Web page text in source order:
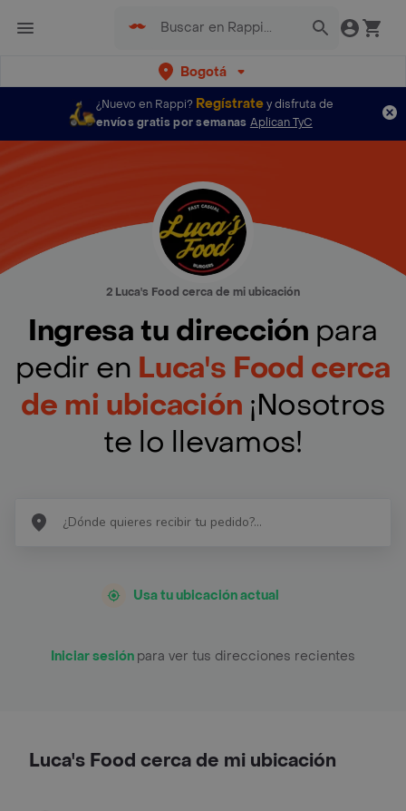
Bogotá
¿Nuevo en Rappi? Regístratey disfruta de
envíos gratis por semanas Aplican TyC
2 Luca's Food cerca de mi ubicación
Ingresa tu dirección para
pedir en Luca's Food cerca
de mi ubicación ¡Nosotros
te lo llevamos!
Usa tu ubicación actual
Iniciar sesión para ver tus direcciones recientes
Luca's Food cerca de mi ubicación